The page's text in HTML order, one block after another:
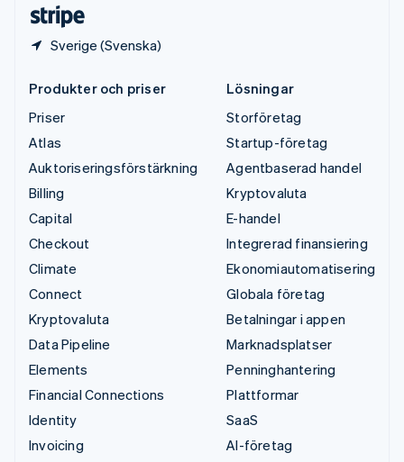
Sverige (Svenska)
Produkter och priser
Priser
Atlas
Auktoriseringsförstärkning
Billing
Capital
Checkout
Climate
Connect
Kryptovaluta
Data Pipeline
Elements
Financial Connections
Identity
Invoicing
Lösningar
Storföretag
Startup-företag
Agentbaserad handel
Kryptovaluta
E-handel
Integrerad finansiering
Ekonomiautomatisering
Globala företag
Betalningar i appen
Marknadsplatser
Penninghantering
Plattformar
SaaS
AI-företag